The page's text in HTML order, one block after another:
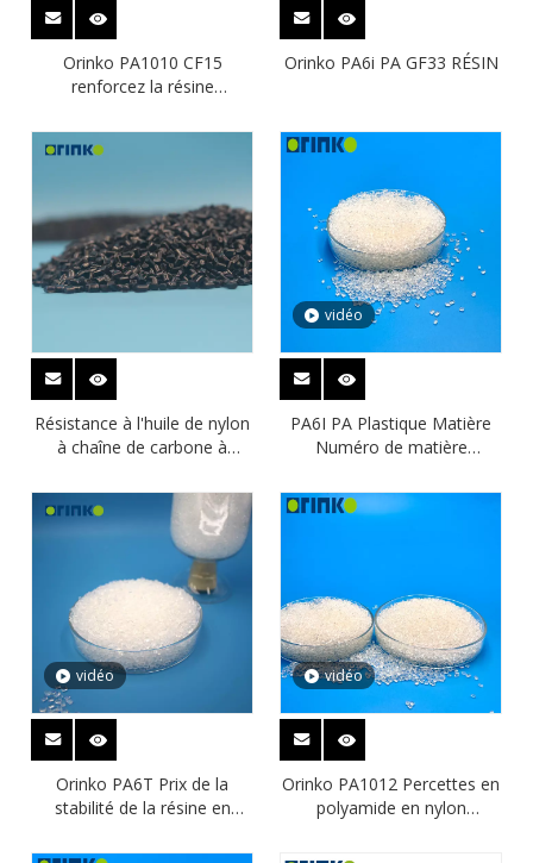
Orinko PA1010 CF15
renforcez la résine
Orinko PA6i PA GF33 RÉSIN
Résistance à l'huile de nylon
à chaîne de carbone à
pour le tuyau de frein à air
vidéo
PA6I PA Plastique Matière
Numéro de matière
tuyaux de frein
vidéo
Orinko PA6T Prix de la
stabilité de la résine en
dimension GF30 pour le
vidéo
Orinko PA1012 Percettes en
polyamide en nylon